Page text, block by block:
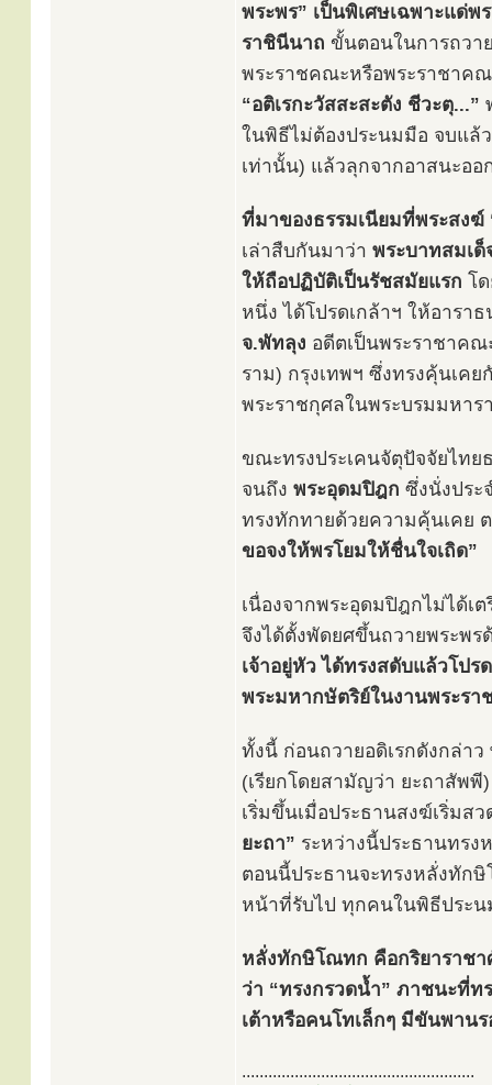
พระพร” เป็นพิเศษเฉพาะแด่พ
ราชินีนาถ ขั้นตอนในการถวา
พระราชคณะหรือพระราชาค
“อติเรกะวัสสะสะตัง ชีวะตุ...”
ในพิธีไม่ต้องประนมมือ จบแล้
เท่านั้น) แล้วลุกจากอาสนะอ
ที่มาของธรรมเนียมที่พระสงฆ์
เล่าสืบกันมาว่า พระบาทสมเด็
ให้ถือปฏิบัติเป็นรัชสมัยแรก โ
หนึ่ง ได้โปรดเกล้าฯ ให้อาราธ
จ.พัทลุง อดีตเป็นพระราชาค
ราม) กรุงเทพฯ ซึ่งทรงคุ้นเค
พระราชกุศลในพระบรมมหาร
ขณะทรงประเคนจัตุปัจจัยไท
จนถึง พระอุดมปิฎก ซึ่งนั่งประ
ทรงทักทายด้วยความคุ้นเคย
ขอจงให้พรโยมให้ชื่นใจเถิด”
เนื่องจากพระอุดมปิฎกไม่ได้เ
จึงได้ตั้งพัดยศขึ้นถวายพระพ
เจ้าอยู่หัว ได้ทรงสดับแล้วโป
พระมหากษัตริย์ในงานพระร
ทั้งนี้ ก่อนถวายอดิเรกดังกล่า
(เรียกโดยสามัญว่า ยะถาสัพ
เริ่มขึ้นเมื่อประธานสงฆ์เริ่มส
ยะถา” ระหว่างนี้ประธานทร
ตอนนี้ประธานจะทรงหลั่งทัก
หน้าที่รับไป ทุกคนในพิธีประน
หลั่งทักษิโณทก คือกริยาราช
ว่า “ทรงกรวดน้ำ” ภาชนะที่
เต้าหรือคนโทเล็กๆ มีขันพานร
.....................................................